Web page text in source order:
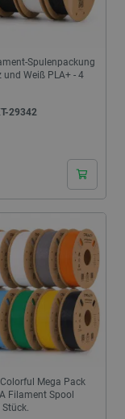
Spulenpackung
und Weiß PLA+ - 4
29342
Mega Pack
Filament Spool